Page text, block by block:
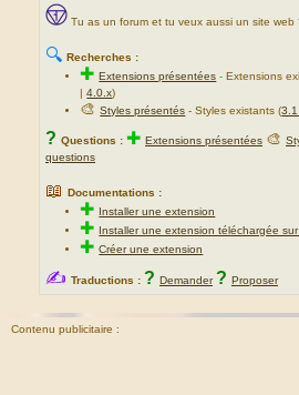
Tu as un forum et tu veux aussi un site web
🔍 Recherches :
✚Extensions présentées -Extensions
|4.0.x)
🎨Styles présentés - Styles existants (
? Questions : ✚ Extensions présentées 🎨
questions
📖 Documentations :
✚ Installer une extension
✚ Installer une extension téléchargée sur
✚Créer une extension
✍ Traductions : ? Demander ? Proposer
Contenu publicitaire :